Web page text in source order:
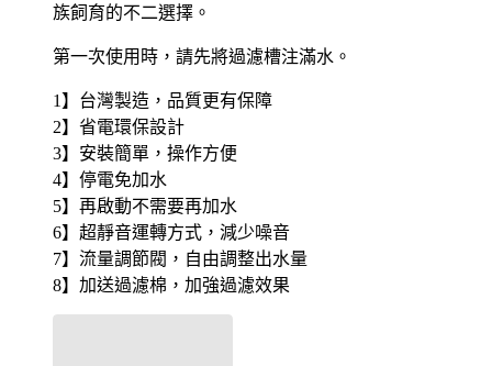
族飼育的不二選擇。
第一次使用時，請先將過濾槽注滿水。
1】台灣製造，品質更有保障
2】省電環保設計
3】安裝簡單，操作方便
4】停電免加水
5】再啟動不需要再加水
6】超靜音運轉方式，減少噪音
7】流量調節閥，自由調整出水量
8】加送過濾棉，加強過濾效果